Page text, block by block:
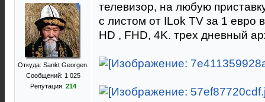
Откуда: Sankt Georgen.
Сообщений: 1 025
Репутация: 214
телевизор, на любую
c листом от ILok TV за 1 евро
HD , FHD, 4K. трех дневный